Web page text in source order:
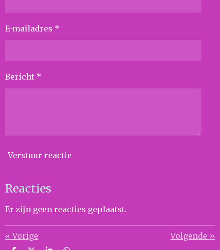
E-mailadres *
Bericht *
Verstuur reactie
Reacties
Er zijn geen reacties geplaatst.
«Vorige Volgende »